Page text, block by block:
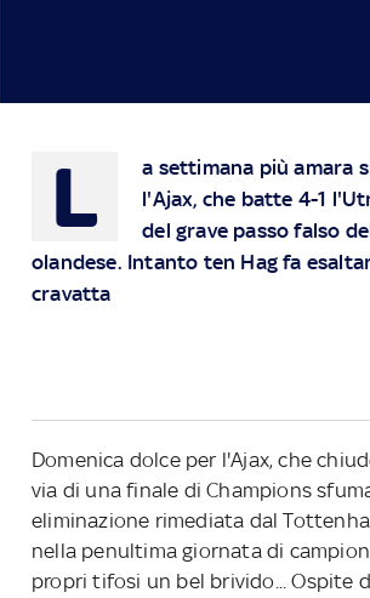
L
a settimana più amara
l'Ajax, che batte 4-1
del grave passo falso
olandese. Intanto ten Hag fa
cravatta
Domenica dolce per l'Ajax, che
via di una finale di Champions
eliminazione rimediata dal
nella penultima giornata di
propri tifosi un bel brivido... Ospite